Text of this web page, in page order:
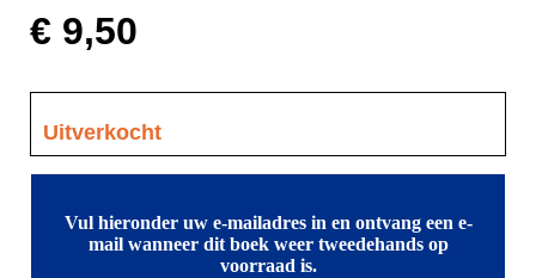
€ 9,50
Uitverkocht
Vul hieronder uw e-mailadres in en ontvang een e-
mail wanneer dit boek weer tweedehands op
voorraad is.